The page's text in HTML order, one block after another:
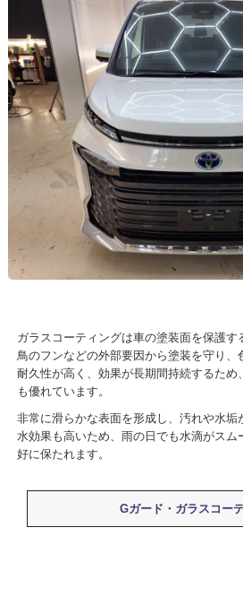
ガラスコーティングは車の塗装面を保護す
鳥のフンなどの外部要因から塗装を守り、
耐久性が高く、効果が長期間持続するため
も優れています。
非常に滑らかな表面を形成し、汚れや水垢
水効果も高いため、雨の日でも水滴がスム
好に保たれます。
Gガード・ガラスコー